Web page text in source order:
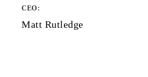
CEO:
Matt Rutledge